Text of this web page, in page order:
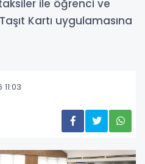
ile öğrenci ve
Kartı uygulamasına